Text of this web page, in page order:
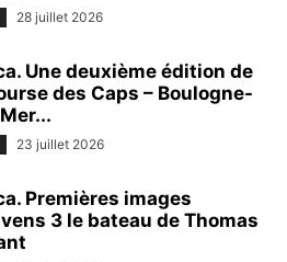
28 juillet 2026
Une deuxième édition de
des Caps – Boulogne-
23 juillet 2026
Premières images
3 le bateau de Thomas